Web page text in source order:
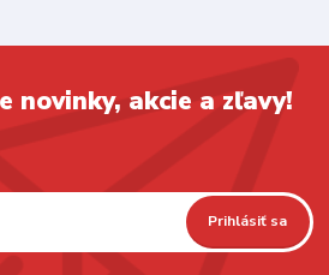
novinky, akcie a zľavy!
Prihlásiť sa